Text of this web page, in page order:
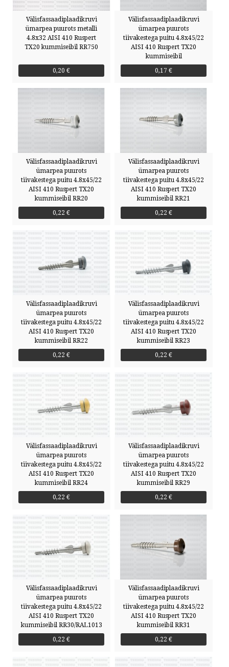
Välisfassaadiplaadikruvi
ümarpea puurots metalli
4.8x32 AISI 410 Ruspert
TX20 kummiseibil RR750
0,20 €
Välisfassaadiplaadikruvi
ümarpea puurots
tiivakestega puitu 4.8x45/22
AISI 410 Ruspert TX20
kummiseibil
0,17 €
Välisfassaadiplaadikruvi
ümarpea puurots
tiivakestega puitu 4.8x45/22
AISI 410 Ruspert TX20
kummiseibil RR20
0,22 €
Välisfassaadiplaadikruvi
ümarpea puurots
tiivakestega puitu 4.8x45/22
AISI 410 Ruspert TX20
kummiseibil RR21
0,22 €
Välisfassaadiplaadikruvi
ümarpea puurots
tiivakestega puitu 4.8x45/22
AISI 410 Ruspert TX20
kummiseibil RR22
0,22 €
Välisfassaadiplaadikruvi
ümarpea puurots
tiivakestega puitu 4.8x45/22
AISI 410 Ruspert TX20
kummiseibil RR23
0,22 €
Välisfassaadiplaadikruvi
ümarpea puurots
tiivakestega puitu 4.8x45/22
AISI 410 Ruspert TX20
kummiseibil RR24
0,22 €
Välisfassaadiplaadikruvi
ümarpea puurots
tiivakestega puitu 4.8x45/22
AISI 410 Ruspert TX20
kummiseibil RR29
0,22 €
Välisfassaadiplaadikruvi
ümarpea puurots
tiivakestega puitu 4.8x45/22
AISI 410 Ruspert TX20
kummiseibil RR30/RAL1013
0,22 €
Välisfassaadiplaadikruvi
ümarpea puurots
tiivakestega puitu 4.8x45/22
AISI 410 Ruspert TX20
kummiseibil RR31
0,22 €